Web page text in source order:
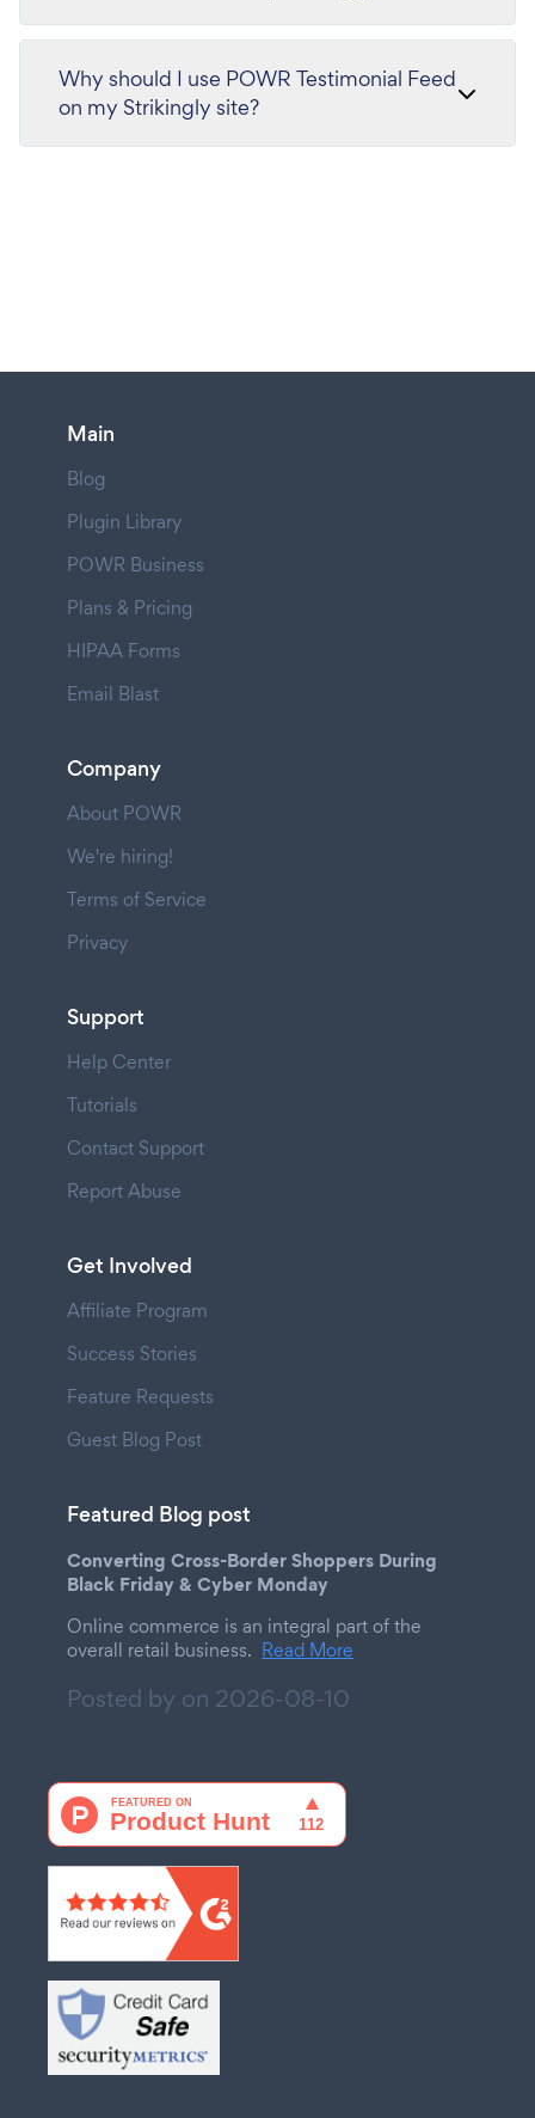
Why should I use POWR Testimonial Feed
on my Strikingly site?
Main
Blog
Plugin Library
POWR Business
Plans & Pricing
HIPAA Forms
Email Blast
Company
About POWR
We're hiring!
Terms of Service
Privacy
Support
Help Center
Tutorials
Contact Support
Report Abuse
Get Involved
Affiliate Program
Success Stories
Feature Requests
Guest Blog Post
Featured Blog post
Converting Cross-Border Shoppers During
Black Friday & Cyber Monday
Online commerce is an integral part of the
overall retail business. Read More
Posted by on 2026-08-10